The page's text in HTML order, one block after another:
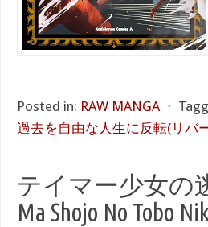
Posted in: RAW MANGA ⋅
過去を自由な人生に反転(リバ
テイマー少女の
Ma Shojo No Tobo